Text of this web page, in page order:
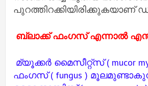
പുറത്തിറക്കിയിരിക്കുകയാണ്
ബ്ലാക്ക് ഫംഗസ് എന്നാൽ
മ്യൂക്കർ മൈസീറ്റ്സ് ( mucor
ഫംഗസ് ( fungus )